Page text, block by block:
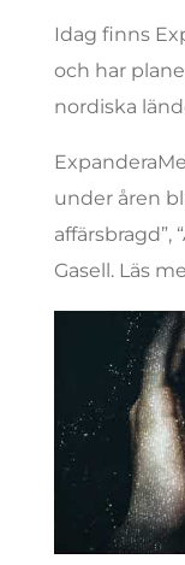
Idag finns
och har
nordiska
under åren
affärsbragd”,
Gasell. Läs